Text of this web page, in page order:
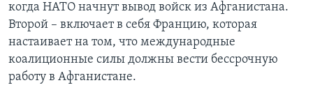
когда НАТО начнут вывод войск из Афганистана.
Второй – включает в себя Францию, которая
настаивает на том, что международные
коалиционные силы должны вести бессрочную
работу в Афганистане.